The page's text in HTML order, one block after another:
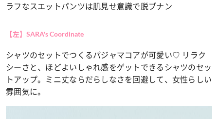
ラフなスエットパンツは肌見せ意識で脱ブナン
【左】 SARA's Coordinate
シャツのセットでつくるパジャマコアが可愛い♡ リラク
シーさと、ほどよいしゃれ感をゲットできるシャツのセッ
トアップ。ミニ丈ならだらしなさを回避して、女性らしい
雰囲気に。